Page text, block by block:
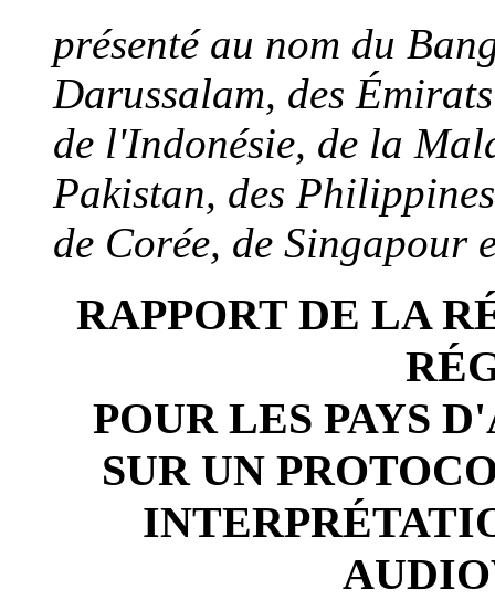
présenté au nom du
Darussalam, des
de l'Indonésie, de la
Pakistan, des
de Corée, de Singapour
RAPPORT DE LA
POUR LES PAYS
SUR UN